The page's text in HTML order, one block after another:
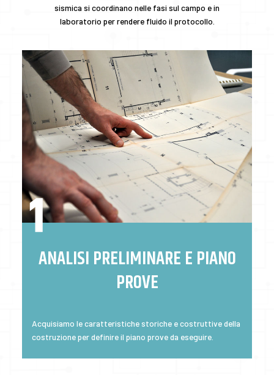
sismica si coordinano nelle fasi sul campo e in
laboratorio per rendere fluido il protocollo.
ANALISI PRELIMINARE E PIANO
PROVE
Acquisiamo le caratteristiche storiche e costruttive della
costruzione per definire il piano prove da eseguire.